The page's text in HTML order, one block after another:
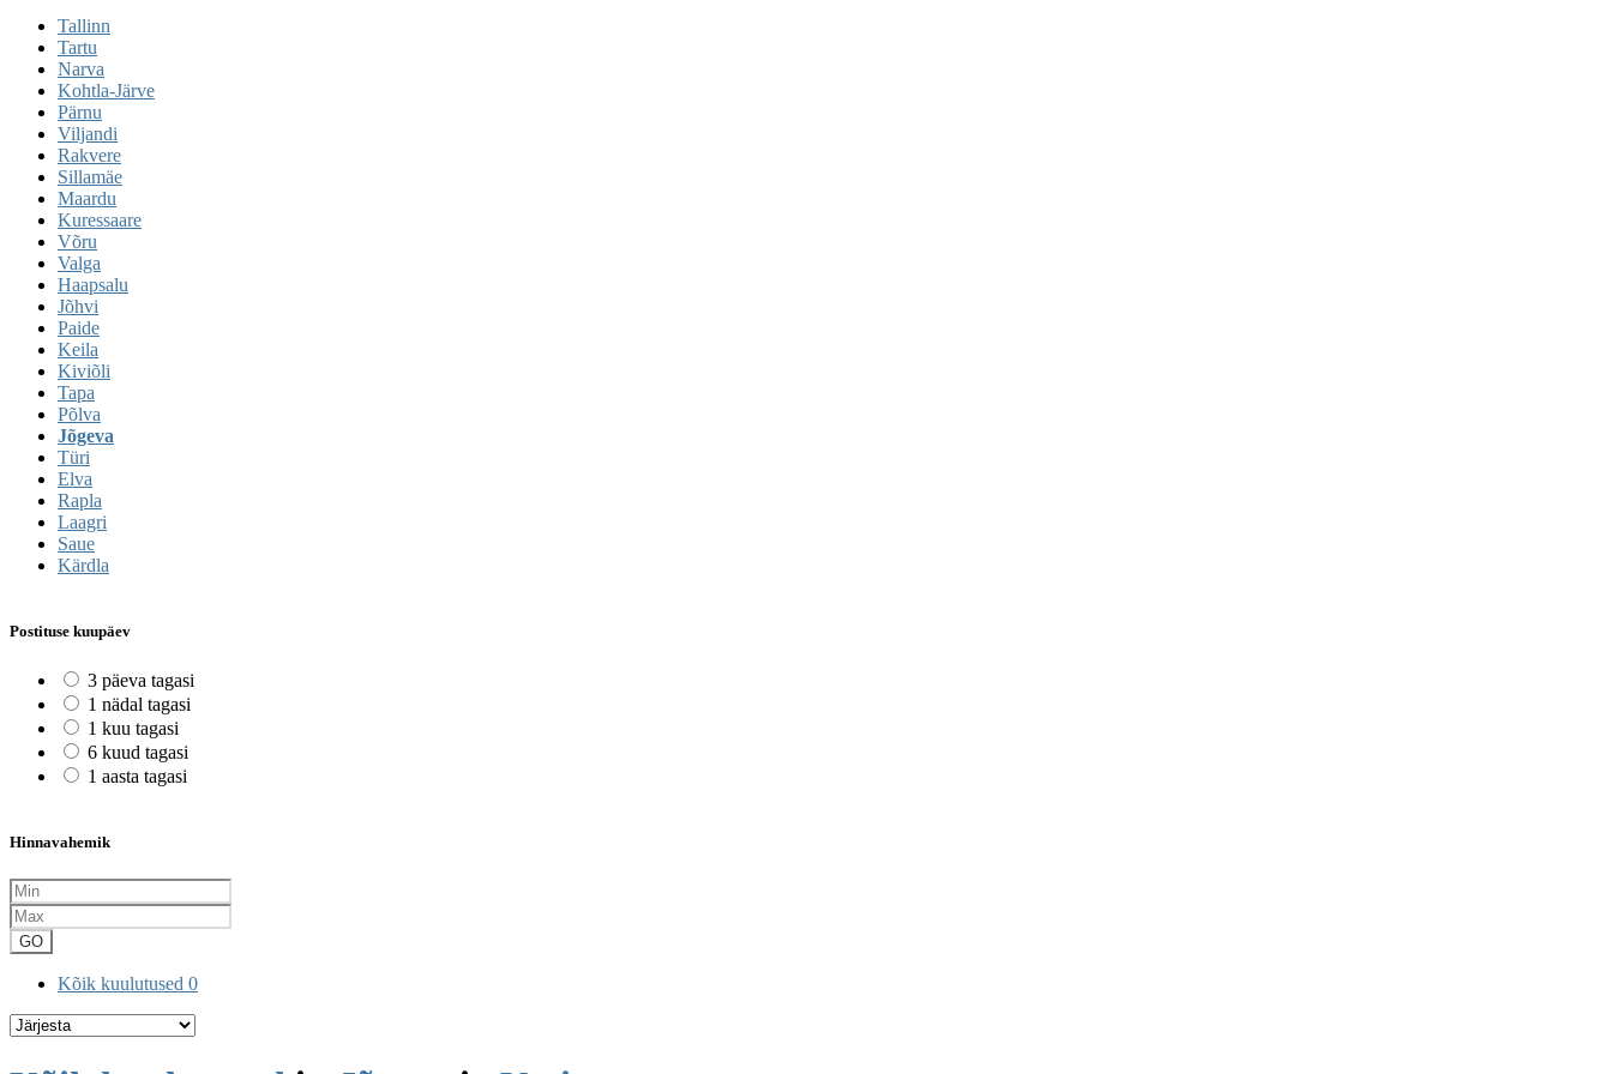
Tallinn
Tartu
Narva
Kohtla-Järve
Pärnu
Viljandi
Rakvere
Sillamäe
Maardu
Kuressaare
Võru
Valga
Haapsalu
Jõhvi
Paide
Keila
Kiviõli
Tapa
Põlva
Jõgeva
Türi
Elva
Rapla
Laagri
Saue
Kärdla
Postituse kuupäev
3 päeva tagasi
1 nädal tagasi
1 kuu tagasi
6 kuud tagasi
1 aasta tagasi
Hinnavahemik
GO
Kõik kuulutused 0